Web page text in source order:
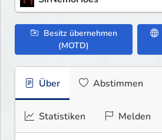
Besitz übernehmen
(MOTD)
Über Abstimmen
Statistiken Melden